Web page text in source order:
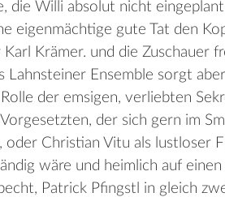
die Willi absolut nicht
eigenmächtige gute Tat den
Krämer. und die Zuschauer
Lahnsteiner Ensemble sorgt
der emsigen, verliebten
der sich gern im
Christian Vitu als lustloser
wäre und heimlich auf
Patrick Pfingstl in gleich